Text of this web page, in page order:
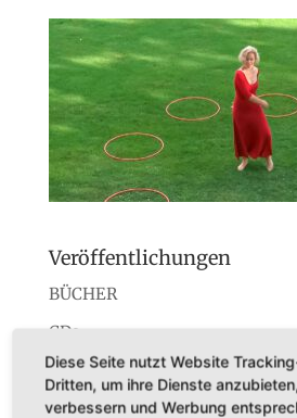
Veröffentlichungen
BÜCHER
CDs
Konzerte
Startseite
Diese Seite nutzt Website
Dritten, um ihre Dienste
verbessern und Werbung